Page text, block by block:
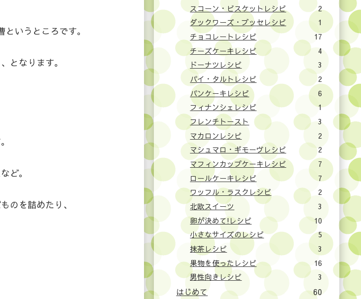
いうところです。
となります。
ど。
のを詰めたり、
スコーン・ビスケットレシピ
2
ダックワーズ・ブッセレシピ
1
チョコレートレシピ
17
チーズケーキレシピ
4
ドーナツレシピ
3
パイ・タルトレシピ
2
パンケーキレシピ
6
フィナンシェレシピ
1
フレンチトースト
3
マカロンレシピ
2
マシュマロ・ギモーヴレシピ
2
マフィンカップケーキレシピ
7
ロールケーキレシピ
7
ワッフル・ラスクレシピ
2
北欧スイーツ
3
卵が決めて!レシピ
10
小さなサイズのレシピ
5
抹茶レシピ
3
果物を使ったレシピ
16
男性向きレシピ
3
はじめて 60